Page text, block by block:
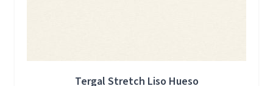
Tergal Stretch Liso Hueso